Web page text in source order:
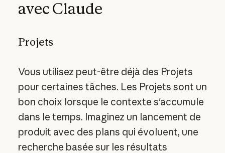
avec Claude
Projets
Vous utilisez peut-être déjà des Projets
pour certaines tâches. Les Projets sont un
bon choix lorsque le contexte s'accumule
dans le temps. Imaginez un lancement de
produit avec des plans qui évoluent, une
recherche basée sur les résultats